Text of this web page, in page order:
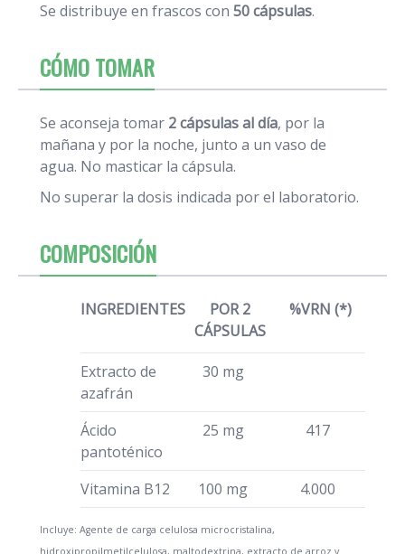
Se distribuye en frascos con 50 cápsulas.
CÓMO TOMAR
Se aconseja tomar 2 cápsulas al día, por la
mañana y por la noche, junto a un vaso de
agua. No masticar la cápsula.
No superar la dosis indicada por el laboratorio.
COMPOSICIÓN
INGREDIENTES
POR 2
CÁPSULAS
%VRN (*)
Extracto de
azafrán
30 mg
Ácido
pantoténico
25 mg 417
Vitamina B12 100 mg 4.000
Incluye: Agente de carga celulosa microcristalina,
hidroxipropilmetilcelulosa, maltodextrina, extracto de arroz y